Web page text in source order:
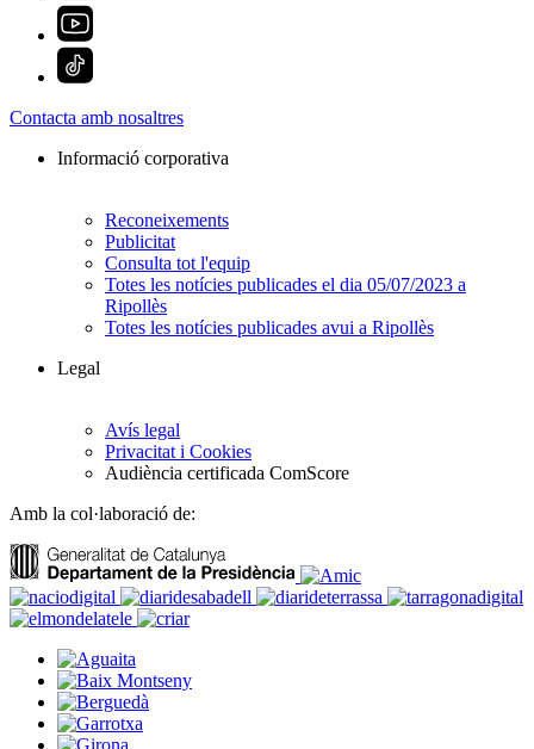
Contacta amb nosaltres
Informació corporativa
Reconeixements
Publicitat
Consulta tot l'equip
Totes les notícies publicades el dia 05/07/2023 a
Ripollès
Totes les notícies publicades avui a Ripollès
Legal
Avís legal
Privacitat i Cookies
Audiència certificada ComScore
Amb la col·laboració de: